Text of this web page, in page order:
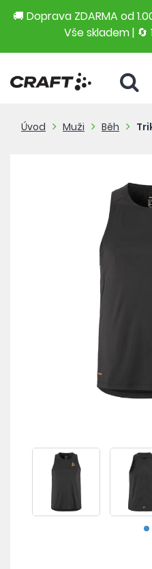
🚚 Doprava ZDARMA od
Vše skladem |
Úvod Muži Běh